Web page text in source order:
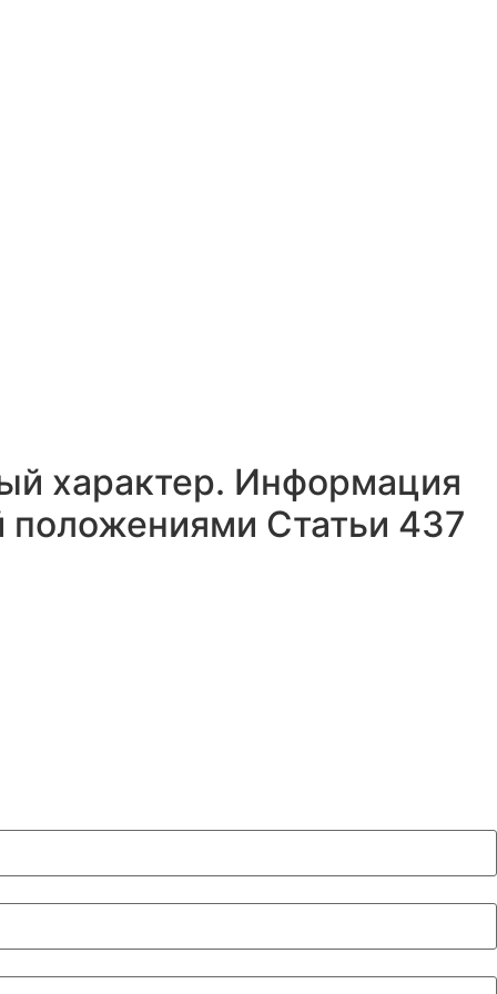
характер. Информация
положениями Статьи 437